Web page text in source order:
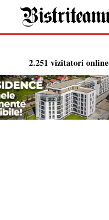
2.251 vizitatori online